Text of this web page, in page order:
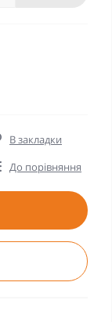
В закладки
До порівняння